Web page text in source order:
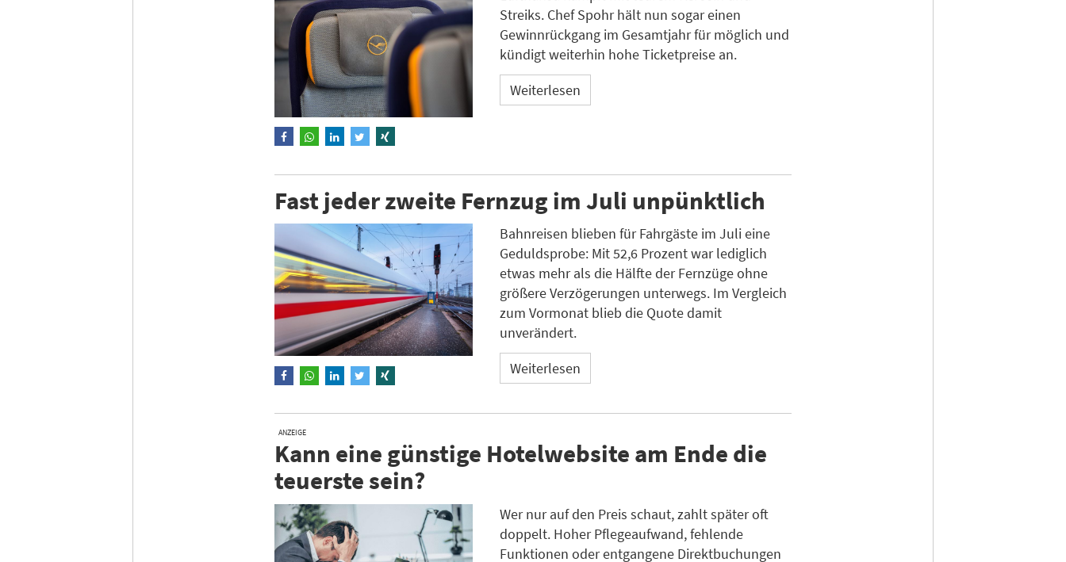
Streiks. Chef Spohr hält nun sogar einen
Gewinnrückgang im Gesamtjahr für möglich und
kündigt weiterhin hohe Ticketpreise an.
Weiterlesen
Fast jeder zweite Fernzug im Juli unpünktlich
Bahnreisen blieben für Fahrgäste im Juli eine
Geduldsprobe: Mit 52,6 Prozent war lediglich
etwas mehr als die Hälfte der Fernzüge ohne
größere Verzögerungen unterwegs. Im Vergleich
zum Vormonat blieb die Quote damit
unverändert.
Weiterlesen
ANZEIGE
Kann eine günstige Hotelwebsite am Ende die
teuerste sein?
Wer nur auf den Preis schaut, zahlt später oft
doppelt. Hoher Pflegeaufwand, fehlende
Funktionen oder entgangene Direktbuchungen